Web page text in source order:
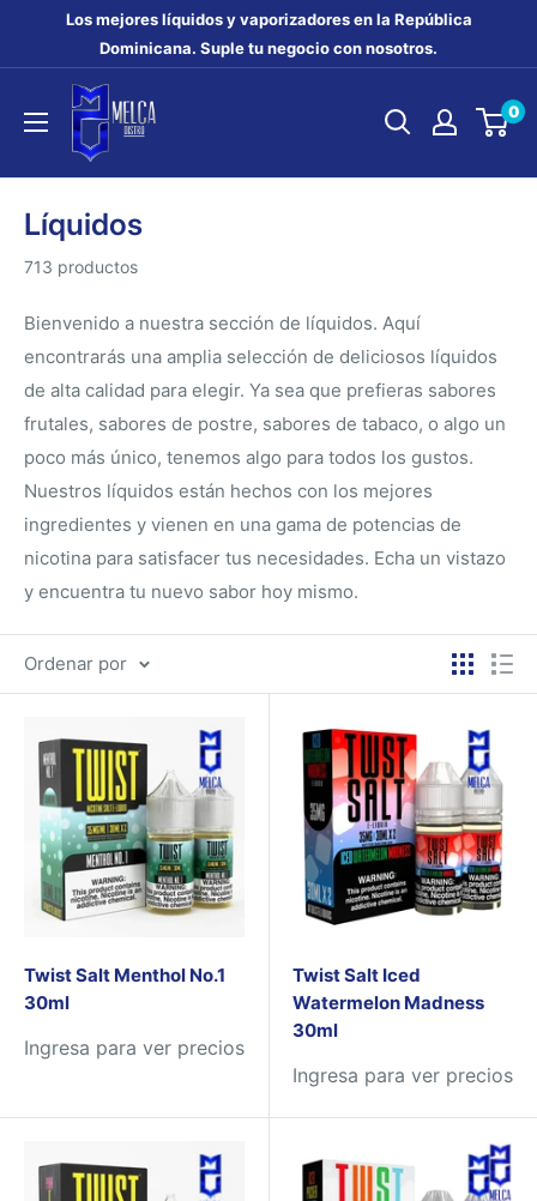
directamente
contenido
Los mejores líquidos y vaporizadores en la República
Dominicana. Suple tu negocio con nosotros.
MELCA
DISTRO
0
Líquidos
713 productos
Bienvenido a nuestra sección de líquidos. Aquí
encontrarás una amplia selección de deliciosos líquidos
de alta calidad para elegir. Ya sea que prefieras sabores
frutales, sabores de postre, sabores de tabaco, o algo un
poco más único, tenemos algo para todos los gustos.
Nuestros líquidos están hechos con los mejores
ingredientes y vienen en una gama de potencias de
nicotina para satisfacer tus necesidades. Echa un vistazo
y encuentra tu nuevo sabor hoy mismo.
Ordenar por
Twist Salt Menthol No.1
30ml
Ingresa para ver precios
Twist Salt Iced
Watermelon Madness
30ml
Ingresa para ver precios